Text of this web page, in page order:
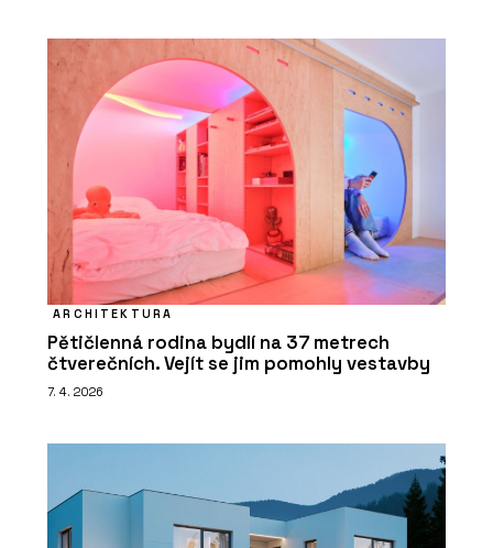
ARCHITEKTURA
Pětičlenná rodina bydlí na 37 metrech
čtverečních. Vejít se jim pomohly vestavby
7. 4. 2026